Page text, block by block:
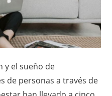
x
i
c
o
y el sueño de
de personas a través de